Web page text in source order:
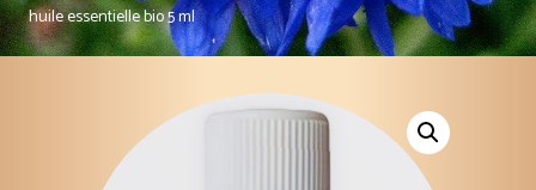
huile essentielle bio 5 ml